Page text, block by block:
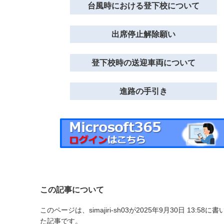
台風時における登下校について
出席停止解除願い
登下校時の送迎車両について
進路の手引き
この記事について
このページは、simajiri-sh03が2025年9月30日 13:58に書
た記事です。